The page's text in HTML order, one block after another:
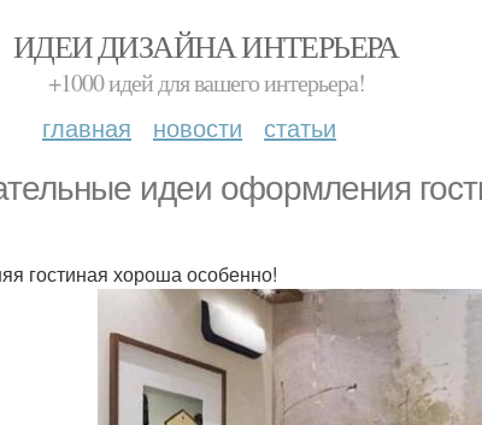
ИДЕИ ДИЗАЙНА ИНТЕРЬЕРА
+1000 идей для вашего интерьера!
главная новости статьи
идеи оформления
гостиная хороша особенно!